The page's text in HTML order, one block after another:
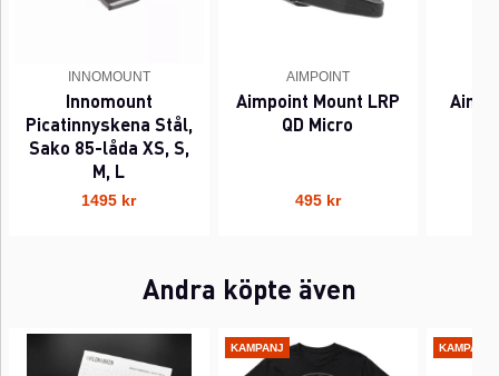
INNOMOUNT
Innomount
Picatinnyskena Stål,
Sako 85-låda XS, S,
M, L
1495 kr
AIMPOINT
Aimpoint Mount LRP
QD Micro
495 kr
Andra köpte även
KAMPANJ KAMPANJ